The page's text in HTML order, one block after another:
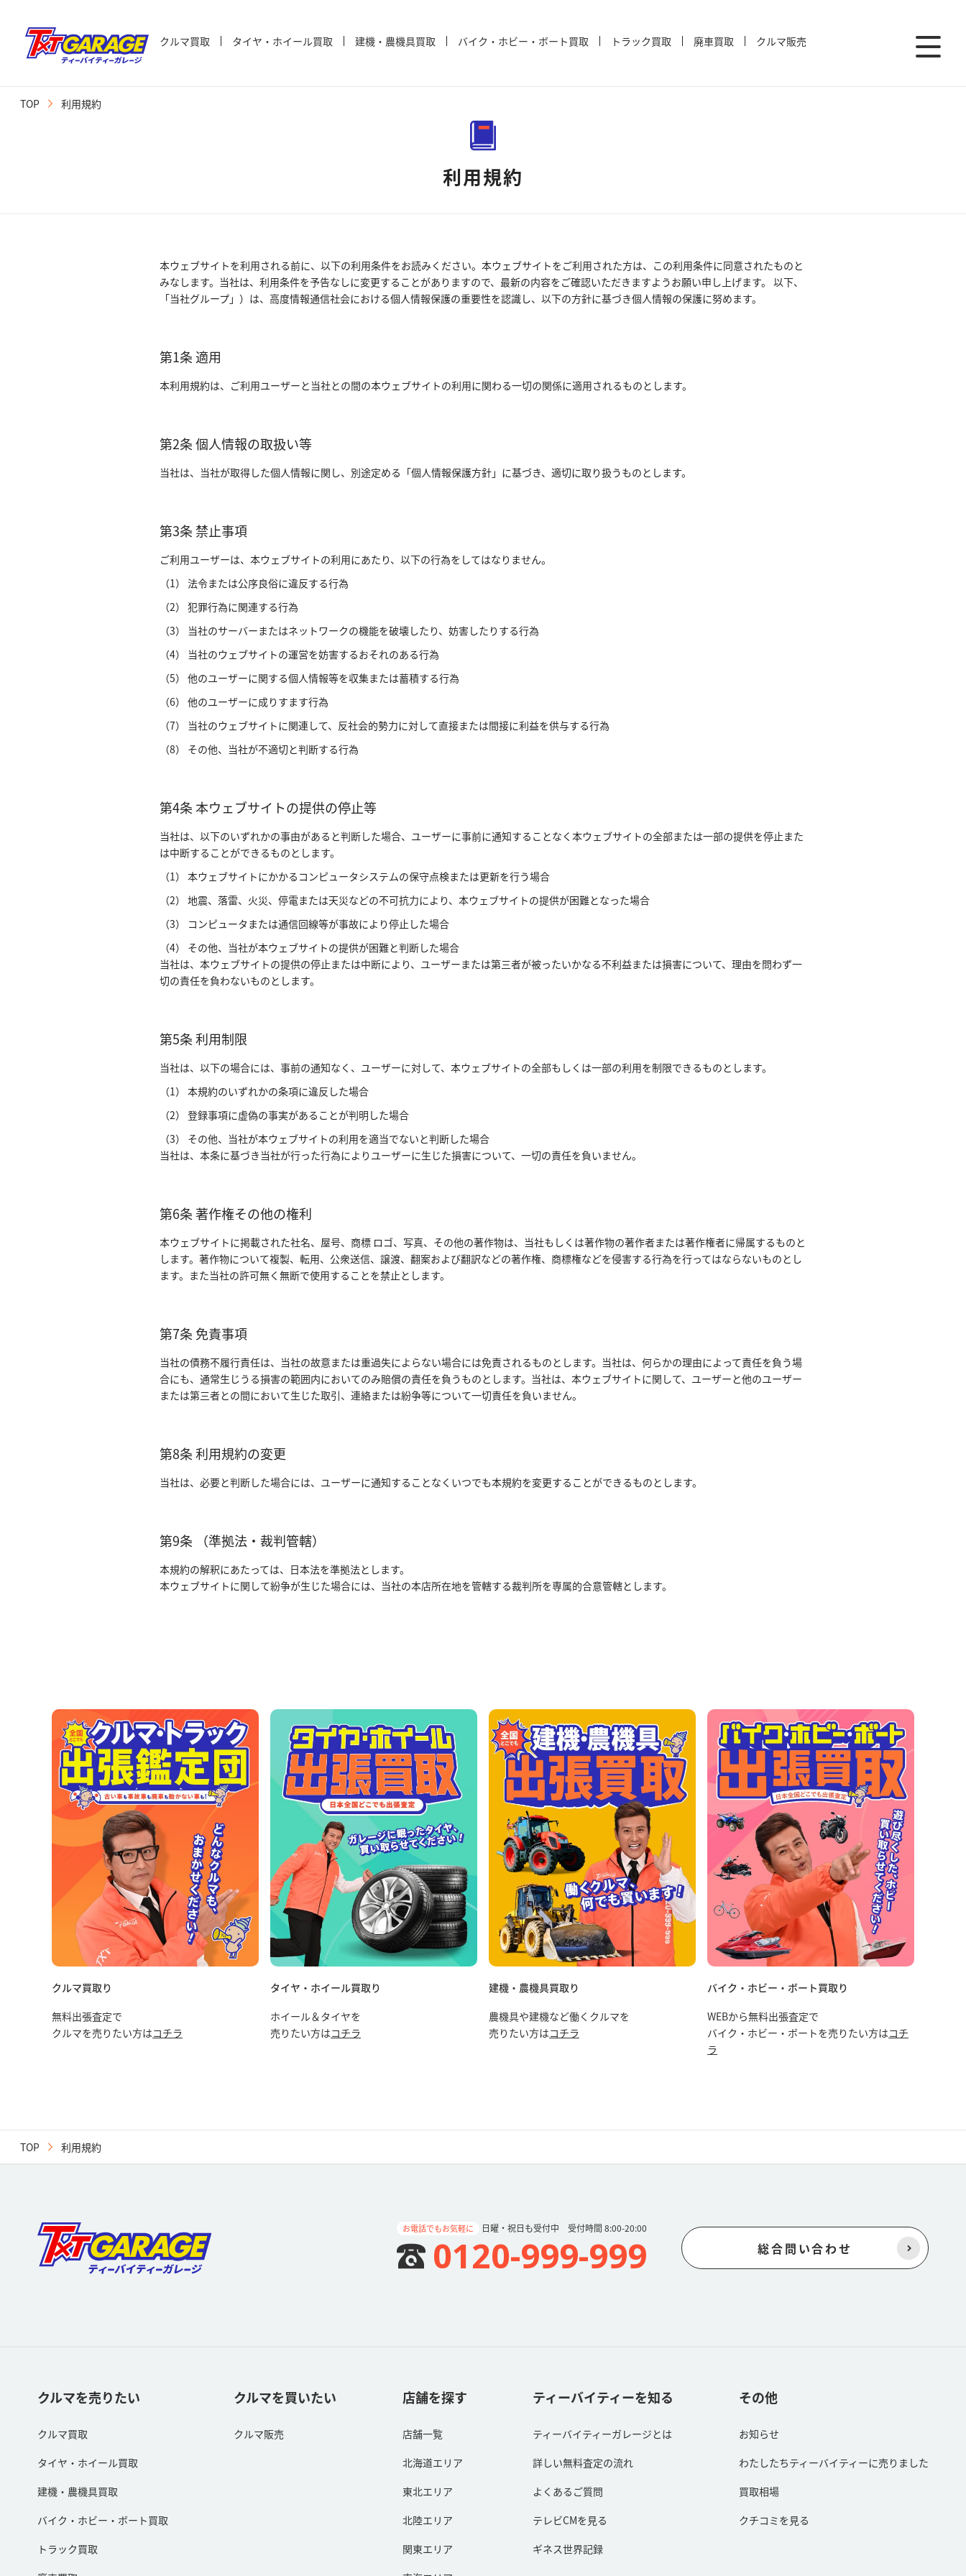
クルマ買取 タイヤ・ホイール買取 建機・農機具買取 バイク・ホビー・ボート買取 トラック買取 廃車買取 クルマ販売
TOP 利用規約
利用規約
本ウェブサイトを利用される前に、以下の利用条件をお読みください。本ウェブサイトをご利用された方は、この利用条件に同意されたものと
みなします。当社は、利用条件を予告なしに変更することがありますので、最新の内容をご確認いただきますようお願い申し上げます。 以下、
「当社グループ」）は、高度情報通信社会における個人情報保護の重要性を認識し、以下の方針に基づき個人情報の保護に努めます。
第1条 適用
本利用規約は、ご利用ユーザーと当社との間の本ウェブサイトの利用に関わる一切の関係に適用されるものとします。
第2条 個人情報の取扱い等
当社は、当社が取得した個人情報に関し、別途定める「個人情報保護方針」に基づき、適切に取り扱うものとします。
第3条 禁止事項
ご利用ユーザーは、本ウェブサイトの利用にあたり、以下の行為をしてはなりません。
（1） 法令または公序良俗に違反する行為
（2） 犯罪行為に関連する行為
（3） 当社のサーバーまたはネットワークの機能を破壊したり、妨害したりする行為
（4） 当社のウェブサイトの運営を妨害するおそれのある行為
（5） 他のユーザーに関する個人情報等を収集または蓄積する行為
（6） 他のユーザーに成りすます行為
（7） 当社のウェブサイトに関連して、反社会的勢力に対して直接または間接に利益を供与する行為
（8） その他、当社が不適切と判断する行為
第4条 本ウェブサイトの提供の停止等
当社は、以下のいずれかの事由があると判断した場合、ユーザーに事前に通知することなく本ウェブサイトの全部または一部の提供を停止また
は中断することができるものとします。
（1） 本ウェブサイトにかかるコンピュータシステムの保守点検または更新を行う場合
（2） 地震、落雷、火災、停電または天災などの不可抗力により、本ウェブサイトの提供が困難となった場合
（3） コンピュータまたは通信回線等が事故により停止した場合
（4） その他、当社が本ウェブサイトの提供が困難と判断した場合
当社は、本ウェブサイトの提供の停止または中断により、ユーザーまたは第三者が被ったいかなる不利益または損害について、理由を問わず一
切の責任を負わないものとします。
第5条 利用制限
当社は、以下の場合には、事前の通知なく、ユーザーに対して、本ウェブサイトの全部もしくは一部の利用を制限できるものとします。
（1） 本規約のいずれかの条項に違反した場合
（2） 登録事項に虚偽の事実があることが判明した場合
（3） その他、当社が本ウェブサイトの利用を適当でないと判断した場合
当社は、本条に基づき当社が行った行為によりユーザーに生じた損害について、一切の責任を負いません。
第6条 著作権その他の権利
本ウェブサイトに掲載された社名、屋号、商標 ロゴ、写真、その他の著作物は、当社もしくは著作物の著作者または著作権者に帰属するものと
します。著作物について複製、転用、公衆送信、譲渡、翻案および翻訳などの著作権、商標権などを侵害する行為を行ってはならないものとし
ます。また当社の許可無く無断で使用することを禁止とします。
第7条 免責事項
当社の債務不履行責任は、当社の故意または重過失によらない場合には免責されるものとします。当社は、何らかの理由によって責任を負う場
合にも、通常生じうる損害の範囲内においてのみ賠償の責任を負うものとします。当社は、本ウェブサイトに関して、ユーザーと他のユーザー
または第三者との間において生じた取引、連絡または紛争等について一切責任を負いません。
第8条 利用規約の変更
当社は、必要と判断した場合には、ユーザーに通知することなくいつでも本規約を変更することができるものとします。
第9条 （準拠法・裁判管轄）
本規約の解釈にあたっては、日本法を準拠法とします。
本ウェブサイトに関して紛争が生じた場合には、当社の本店所在地を管轄する裁判所を専属的合意管轄とします。
クルマ買取り
無料出張査定で
クルマを売りたい方はコチラ
タイヤ・ホイール買取り
ホイール＆タイヤを
売りたい方はコチラ
建機・農機具買取り
農機具や建機など働くクルマを
売りたい方はコチラ
バイク・ホビー・ボート買取り
WEBから無料出張査定で
バイク・ホビー・ボートを売りたい方はコチ
ラ
TOP 利用規約
お電話でもお気軽に 日曜・祝日も受付中 受付時間 8:00-20:00
0120-999-999 総合問い合わせ
クルマを売りたい
クルマ買取
タイヤ・ホイール買取
建機・農機具買取
バイク・ホビー・ボート買取
トラック買取
クルマを買いたい
クルマ販売
店舗を探す
店舗一覧
北海道エリア
東北エリア
北陸エリア
関東エリア
ティーバイティーを知る
ティーバイティーガレージとは
詳しい無料査定の流れ
よくあるご質問
テレビCMを見る
ギネス世界記録
その他
お知らせ
わたしたちティーバイティーに売りました
買取相場
クチコミを見る